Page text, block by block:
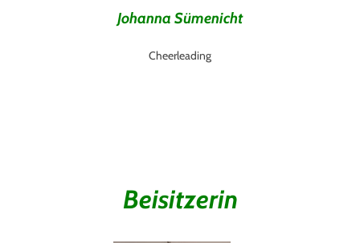
Johanna Sümenicht
Cheerleading
Beisitzerin